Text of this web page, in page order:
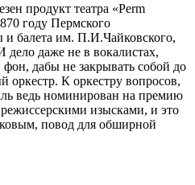
продукт театра «Perm
году Пермского
и балета им. П.И.Чайковского,
дело даже не в вокалистах,
дабы не закрывать собой до
оркестр. К оркестру вопросов,
ведь номинирован на премию
изысками, и это
повод для обширной